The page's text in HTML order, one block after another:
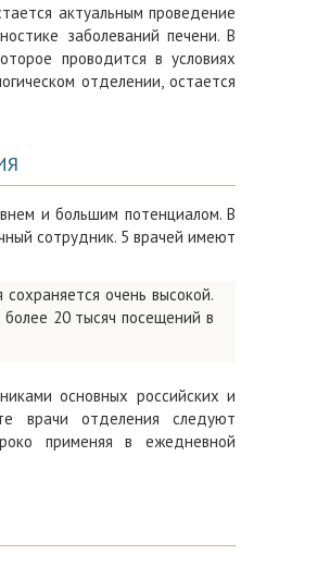
актуальным проведение
заболеваний печени. В
проводится в условиях
отделении, остается
и большим потенциалом. В
сотрудник. 5 врачей имеют
очень высокой.
20 тысяч посещений в
основных российских и
врачи отделения следуют
применяя в ежедневной